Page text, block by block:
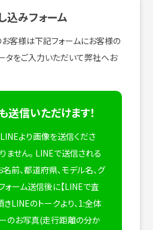
込みフォーム
客様は下記フォームにお客様の
タをご入力いただいて弊社へお
信いただけます！
より画像を送信くださ
ません。 LINEで送信される
名前、都道府県、モデル名、グ
ォーム送信後に【LINEで査
きLINEのトークより、1:全体
ーのお写真(走行距離の分か